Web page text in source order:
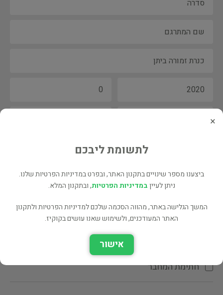
הקדשת המחבר\המתרגם
חתימת המחבר
×
לתשומת ליבכם
ביצענו מספר שינויים בתקנון האתר, ובפרט במדיניות הפרטיות שלנו.
ניתן לעייןבמדיניות הפרטיות, ובתקנון המלא.
המשך הגלישה באתר, מהווה הסכמה שלכם למדיניות הפרטיות ולתקנון
האתר המעודכנים, ולשימוש שאנו עושים בקוקיז.
אישור